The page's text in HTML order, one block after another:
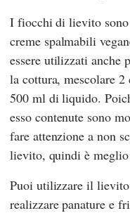
I fiocchi di lievito sono
creme spalmabili
essere utilizzati anche
la cottura, mescolare
500 ml di liquido.
esso contenute sono
fare attenzione a non
lievito, quindi è
Puoi utilizzare il
realizzare panature e